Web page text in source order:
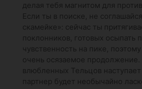
делая тебя магнитом для
Если ты в поиске, не
скамейке»: сейчас ты
поклонников, готовых осыпать
чувственность на пике,
очень осязаемое продолжение.
влюбленных Тельцов наступает
партнер будет необычайно